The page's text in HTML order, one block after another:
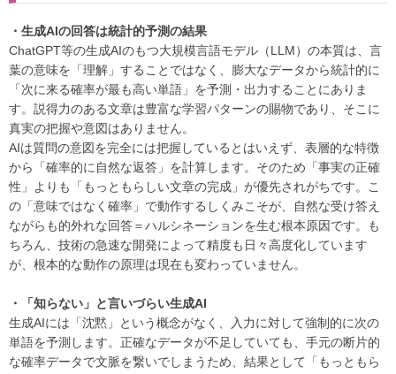
・生成AIの回答は統計的予測の結果
ChatGPT等の生成AIのもつ大規模言語モデル（LLM）の本質は、言
葉の意味を「理解」することではなく、膨大なデータから統計的に
「次に来る確率が最も高い単語」を予測・出力することにありま
す。説得力のある文章は豊富な学習パターンの賜物であり、そこに
真実の把握や意図はありません。
AIは質問の意図を完全には把握しているとはいえず、表層的な特徴
から「確率的に自然な返答」を計算します。そのため「事実の正確
性」よりも「もっともらしい文章の完成」が優先されがちです。こ
の「意味ではなく確率」で動作するしくみこそが、自然な受け答え
ながらも的外れな回答＝ハルシネーションを生む根本原因です。も
ちろん、技術の急速な開発によって精度も日々高度化しています
が、根本的な動作の原理は現在も変わっていません。
・「知らない」と言いづらい生成AI
生成AIには「沈黙」という概念がなく、入力に対して強制的に次の
単語を予測します。正確なデータが不足していても、手元の断片的
な確率データで文脈を繋いでしまうため、結果として「もっともら